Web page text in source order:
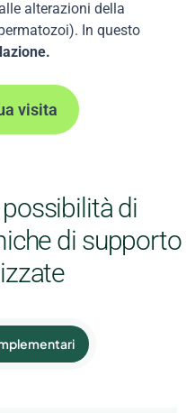
alterazioni della
In questo
visita
di
di supporto